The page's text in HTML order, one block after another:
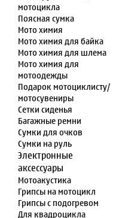
мотоцикла
Поясная сумка
Мото химия
Мото химия для байка
Мото химия для шлема
Мото химия для
мотоодежды
Подарок мотоциклисту/
мотосувениры
Сетки сиденья
Багажные ремни
Сумки для очков
Сумки на руль
Электронные
аксессуары
Мотоакустика
Грипсы на мотоцикл
Грипсы с подогревом
Для квадроцикла